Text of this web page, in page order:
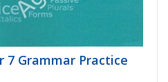
Grammar Practice